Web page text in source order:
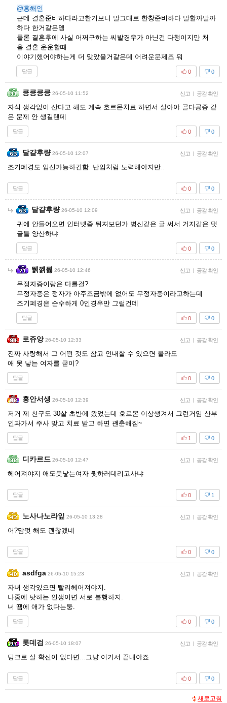
@홍해인
근데 결혼준비하다라고한거보니 말그대로 한창준비하다 말할까말까
하다 한거같은뎅
물론 결혼후에 사실 어쩌구하는 씨발경우가 아닌건 다행이지만 처
음 결혼 운운할때
이야기했어야하는게 더 맞았을거같은데 어려운문제조 뭐
답글 0
0
킁킁킁킁 26-05-10 11:52 신고 | 공감 확인
자식 생각없이 산다고 해도 계속 호르몬치료 하면서 살아야 골다공증 같
은 문제 안 생길텐데
답글 0
0
달걀후량 26-05-10 12:07 신고 | 공감 확인
조기폐경도 임신가능하긴함. 난임처럼 노력해야지만..
답글 0
0
달걀후량 26-05-10 12:09 신고 | 공감 확인
귀에 안들어오면 인터넷좀 뒤져보던가 병신같은 글 써서 거지같은 댓
글들 양산하냐
답글 0
0
뛝껡믫 26-05-10 12:46 신고 | 공감 확인
무정자증이랑은 다를걸?
무정자증은 정자가 아주조금밖에 없어도 무정자증이라고하는데
조기폐경은 순수하게 0인경우만 그럴건데
답글 0
0
로쥬앙 26-05-10 12:33 신고 | 공감 확인
진짜 사랑해서 그 어떤 것도 참고 인내할 수 있으면 몰라도
애 못 낳는 여자를 굳이?
답글 0
0
홍안서생 26-05-10 12:39 신고 | 공감 확인
저거 제 친구도 30살 초반에 왔었는데 호르몬 이상생겨서 그런거임 산부
인과가서 주사 맞고 치료 받고 하면 괜춘해짐~
답글 0
1
디카르드 26-05-10 12:47 신고 | 공감 확인
헤어져야지 애도못낳는여자 뭣하러데리고사냐
답글 1
0
노사나노라잎 26-05-10 13:28 신고 | 공감 확인
어?맘껏 해도 괜찮겠네
답글 0
0
asdfga 26-05-10 15:23 신고 | 공감 확인
자녀 생각있으면 빨리헤어져야지.
나중에 탓하는 인생이면 서로 불행하지.
너 땜에 애가 없다는둥.
답글 0
0
롯데검 26-05-10 18:07 신고 | 공감 확인
딩크로 살 확신이 없다면...그냥 여기서 끝내야죠
답글 0
0
새로고침